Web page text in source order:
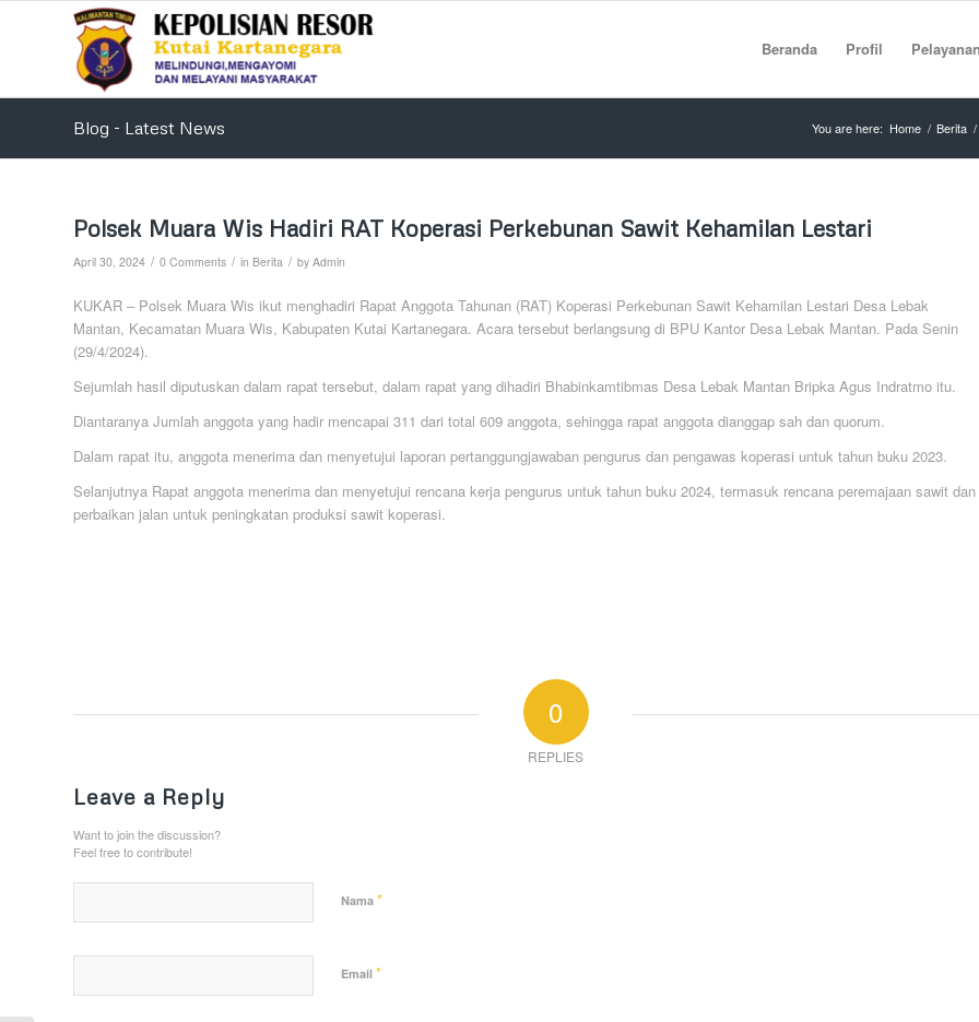
Beranda Profil Pelayanan
Blog - Latest News You are here: Home / Berita /
Polsek Muara Wis Hadiri RAT Koperasi Perkebunan Sawit Kehamilan Lestari
April 30, 2024 / 0 Comments / in Berita / by Admin
KUKAR – Polsek Muara Wis ikut menghadiri Rapat Anggota Tahunan (RAT) Koperasi Perkebunan Sawit Kehamilan Lestari Desa Lebak
Mantan, Kecamatan Muara Wis, Kabupaten Kutai Kartanegara. Acara tersebut berlangsung di BPU Kantor Desa Lebak Mantan. Pada Senin
(29/4/2024).
Sejumlah hasil diputuskan dalam rapat tersebut, dalam rapat yang dihadiri Bhabinkamtibmas Desa Lebak Mantan Bripka Agus Indratmo itu.
Diantaranya Jumlah anggota yang hadir mencapai 311 dari total 609 anggota, sehingga rapat anggota dianggap sah dan quorum.
Dalam rapat itu, anggota menerima dan menyetujui laporan pertanggungjawaban pengurus dan pengawas koperasi untuk tahun buku 2023.
Selanjutnya Rapat anggota menerima dan menyetujui rencana kerja pengurus untuk tahun buku 2024, termasuk rencana peremajaan sawit dan
perbaikan jalan untuk peningkatan produksi sawit koperasi.
0
REPLIES
Leave a Reply
Want to join the discussion?
Feel free to contribute!
Nama *
Email *